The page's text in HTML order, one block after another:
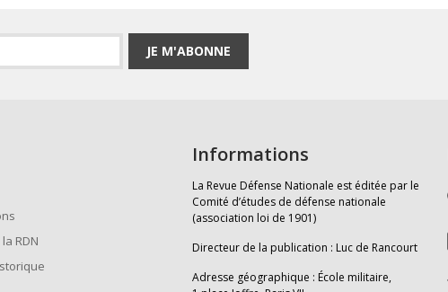
JE M'ABONNE
RDN
Informations
La Revue Défense Nationale est éditée par le
Comité d’études de défense nationale
(association loi de 1901)
Directeur de la publication : Luc de Rancourt
Adresse géographique : École militaire,